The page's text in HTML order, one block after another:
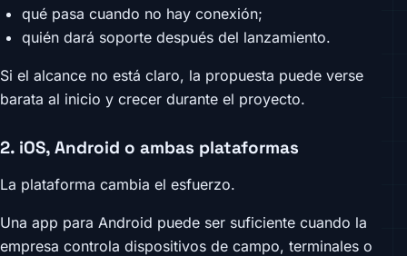
qué pasa cuando no hay conexión;
quién dará soporte después del lanzamiento.
Si el alcance no está claro, la propuesta puede verse
barata al inicio y crecer durante el proyecto.
2. iOS, Android o ambas plataformas
La plataforma cambia el esfuerzo.
Una app para Android puede ser suficiente cuando la
empresa controla dispositivos de campo, terminales o